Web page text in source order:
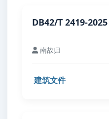
DB42/T 2419-
南故归
建筑文件